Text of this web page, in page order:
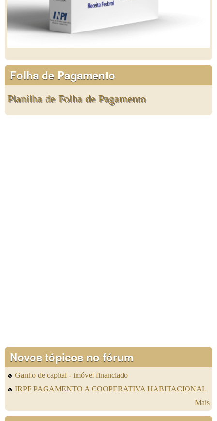
Folha de Pagamento
Planilha de Folha de Pagamento
Novos tópicos no fórum
Ganho de capital - imóvel financiado
IRPF PAGAMENTO A COOPERATIVA HABITACIONAL
Mais